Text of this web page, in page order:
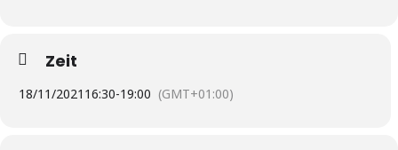
Zeit
18/11/2021 16:30-19:00 (GMT+01:00)